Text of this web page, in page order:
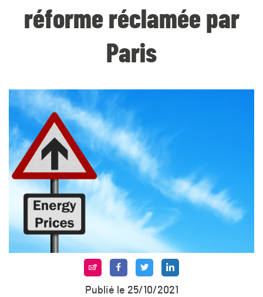
réforme réclamée par
Paris
Publié le 25/10/2021